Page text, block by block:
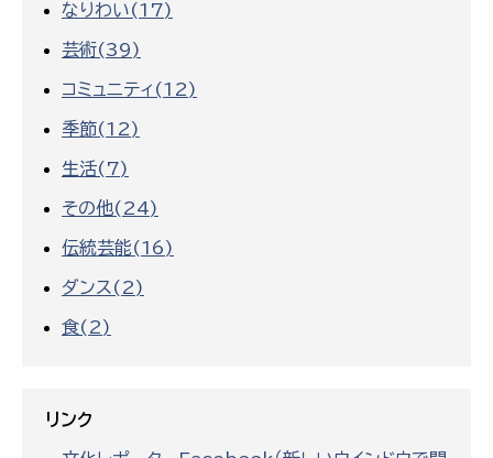
なりわい(17)
芸術(39)
コミュニティ(12)
季節(12)
生活(7)
その他(24)
伝統芸能(16)
ダンス(2)
食(2)
リンク